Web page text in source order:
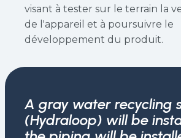
visant à tester sur le terrain la
de l'appareil et à poursuivre le
développement du produit.
A gray water recycling
(Hydraloop) will be